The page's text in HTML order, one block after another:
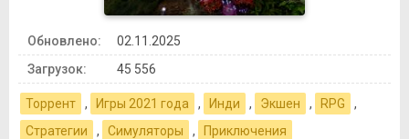
Обновлено:
02.11.2025
Загрузок:
45 556
Торрент , Игры 2021 года , Инди , Экшен , RPG
,
Стратегии
, Симуляторы , Приключения